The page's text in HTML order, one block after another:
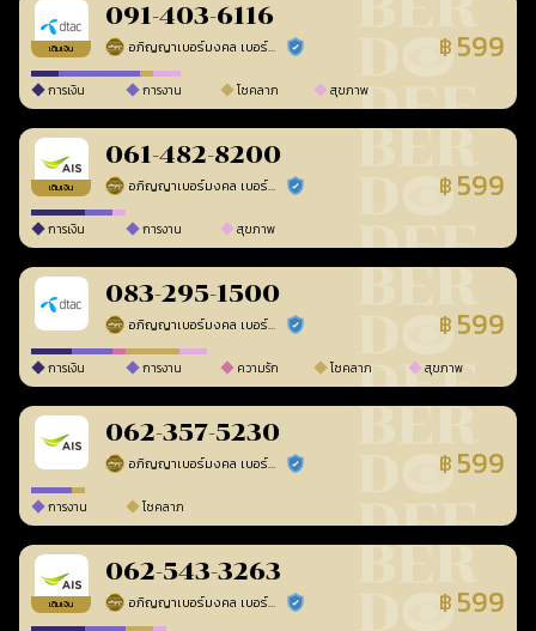
เติมเงิน
091-403-6116
อภิญญาเบอร์มงคล เบอร์สวยเลขศาสตร์ ร้านยืนยันแล้ว ฿ 599
การเงิน การงาน โชคลาภ สุขภาพ
เติมเงิน
061-482-8200
อภิญญาเบอร์มงคล เบอร์สวยเลขศาสตร์ ร้านยืนยันแล้ว ฿ 599
การเงิน การงาน สุขภาพ
083-295-1500
อภิญญาเบอร์มงคล เบอร์สวยเลขศาสตร์ ร้านยืนยันแล้ว ฿ 599
การเงิน การงาน ความรัก โชคลาภ สุขภาพ
062-357-5230
อภิญญาเบอร์มงคล เบอร์สวยเลขศาสตร์ ร้านยืนยันแล้ว ฿ 599
การงาน โชคลาภ
เติมเงิน
062-543-3263
อภิญญาเบอร์มงคล เบอร์สวยเลขศาสตร์ ร้านยืนยันแล้ว ฿ 599